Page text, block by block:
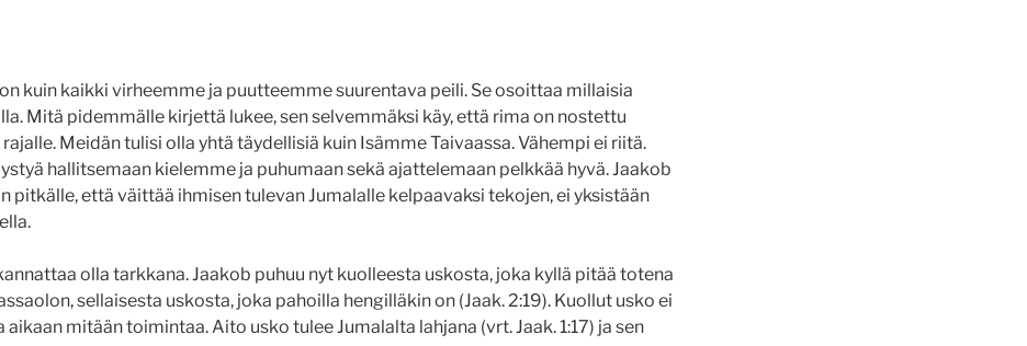
kuin kaikki virheemme ja puutteemme suurentava peili. Se osoittaa millaisia
Mitä pidemmälle kirjettä lukee, sen selvemmäksi käy, että rima on nostettu
Meidän tulisi olla yhtä täydellisiä kuin Isämme Taivaassa. Vähempi ei riitä.
hallitsemaan kielemme ja puhumaan sekä ajattelemaan pelkkää hyvä. Jaakob
pitkälle, että väittää ihmisen tulevan Jumalalle kelpaavaksi tekojen, ei yksistään
olla tarkkana. Jaakob puhuu nyt kuolleesta uskosta, joka kyllä pitää totena
sellaisesta uskosta, joka pahoilla hengilläkin on (Jaak. 2:19). Kuollut usko ei
aikaan mitään toimintaa. Aito usko tulee Jumalalta lahjana (vrt. Jaak. 1:17) ja sen